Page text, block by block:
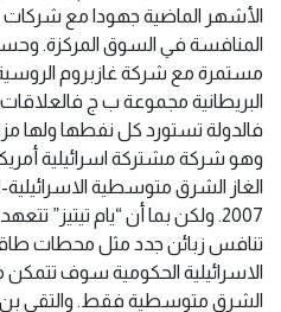
الأشهر الماضية جهودا مع
المنافسة في السوق المركزة.
مستمرة مع شركة غازبروم
البريطانية مجموعة ب ج
فالدولة تستورد كل نفطها ولها
وهو شركة مشتركة اسرائيلية
الغاز الشرق متوسطية
2007. ولكن بما أن “يام تيتيز”
تنافس زبائن جدد مثل محطات
الاسرائيلية الحكومية سوف
الشرق متوسطية فقط. والتقى بن